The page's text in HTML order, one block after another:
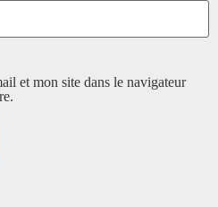
et mon site dans le navigateur